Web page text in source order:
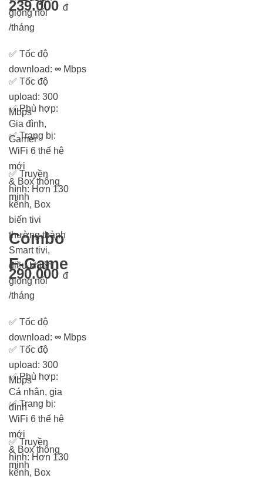
giọng nói
239.000 đ
/tháng
✅ Tốc độ
download: ∞ Mbps
✅ Tốc độ
upload: 300
Mbps
✅Phù hợp:
Gia đình,
Gamer
✅Trang bị:
WiFi 6 thế hệ
mới
& Box thông
minh
✅ Truyền
hình: Hơn 130
kênh, Box
biến tivi
thường thành
Smart tivi,
điều khiển
giọng nói
Combo
F-Game
290.000 đ
/tháng
✅ Tốc độ
download: ∞ Mbps
✅ Tốc độ
upload: 300
Mbps
✅Phù hợp:
Cá nhân, gia
đình
✅Trang bị:
WiFi 6 thế hệ
mới
& Box thông
minh
✅ Truyền
hình: Hơn 130
kênh, Box